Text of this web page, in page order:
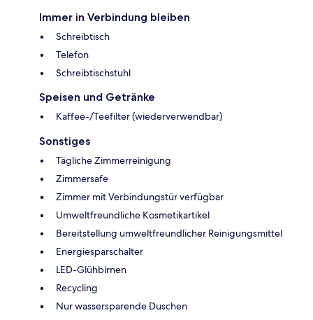
Immer in Verbindung bleiben
Schreibtisch
Telefon
Schreibtischstuhl
Speisen und Getränke
Kaffee-/Teefilter (wiederverwendbar)
Sonstiges
Tägliche Zimmerreinigung
Zimmersafe
Zimmer mit Verbindungstür verfügbar
Umweltfreundliche Kosmetikartikel
Bereitstellung umweltfreundlicher Reinigungsmittel
Energiesparschalter
LED-Glühbirnen
Recycling
Nur wassersparende Duschen